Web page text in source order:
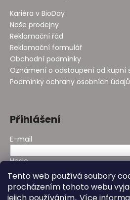
Tento web používá soubory
procházením tohoto webu
Kariéra v BioDay
Naše prodejny
Reklamační řád
Reklamační formulář
Obchodní podmínky
Oznámení o odstoupení od kupní
Podmínky ochrany osobních údajů
Přihlášení
E-mail
Heslo
PŘIHLÁSIT SE